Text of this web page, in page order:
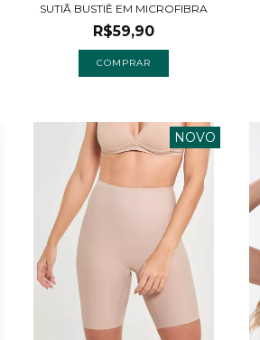
SUTIÃ BUSTIÊ EM MICROFIBRA
R$59,90
COMPRAR
NOVO